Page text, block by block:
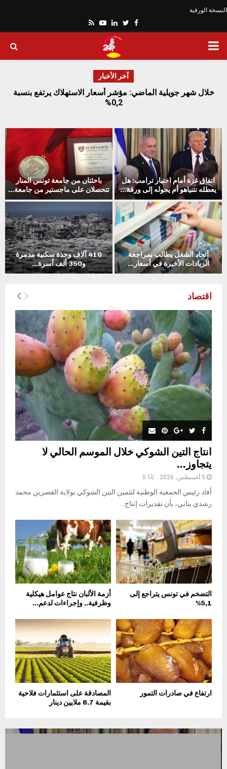
النسخة الورقية
Facebook
Twitter
Linkedin
Youtube
Rss
PRIMARY
آخر الأخبار
خلال شهر جويلية الماضي: مؤشر أسعار الاستهلاك يرتفع بنسبة
0,2%
اتفاق غزة أمام اختبار ترامب: هل
يعطله نتنياهو أم يحوله إلى ورقة...
باحثتان من جامعة تونس المنار
تتحصلان على ماجستير من جامعة...
اتحاد الشغل يطالب بمراجعة
الزيادات الأخيرة في أسعار...
410 آلاف وحدة سكنية مدمرة
و350 ألف أسرة...
اقتصاد
انتاج التين الشوكي خلال الموسم الحالي لا
يتجاوز...
5 أغسطس، 2026 0
أفاد رئيس الجمعية الوطنية لتثمين التين الشوكي بولاية القصرين محمد
رشدي بناني، بأن تقديرات إنتاج...
أزمة الألبان نتاج عوامل هيكلية
وظرفية.. وإجراءات لدعم...
التضخم في تونس يتراجع إلى
5,1%
المصادقة على استثمارات فلاحية
بقيمة 6.7 ملايين دينار
ارتفاع في صادرات التمور